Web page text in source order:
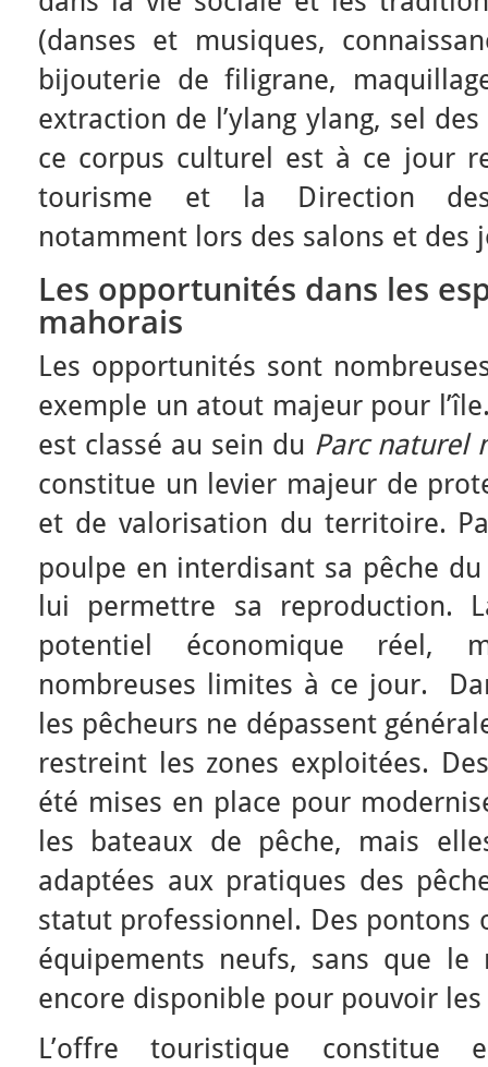
(danses et musiques,
bijouterie de filigrane,
extraction de l’ylang ylang, sel
ce corpus culturel est à ce jour
tourisme et la Direction
notamment lors des salons et des
Les opportunités dans les
mahorais
Les opportunités sont
exemple un atout majeur pour
est classé au sein du Parc naturel
constitue un levier majeur de
et de valorisation du territoire.
poulpe en interdisant sa pêche du
lui permettre sa reproduction.
potentiel économique réel,
nombreuses limites à ce jour.
les pêcheurs ne dépassent
restreint les zones exploitées.
été mises en place pour
les bateaux de pêche, mais
adaptées aux pratiques des
statut professionnel. Des pontons
équipements neufs, sans que le
encore disponible pour pouvoir
L’offre touristique constitue